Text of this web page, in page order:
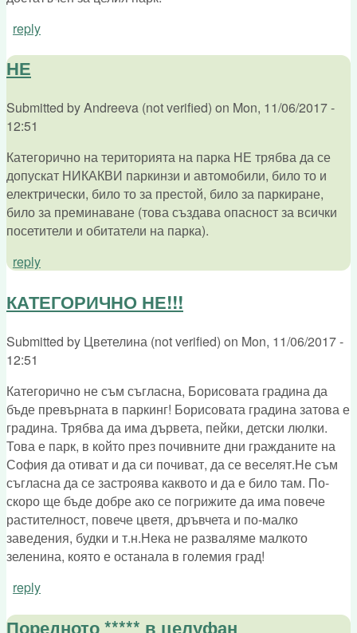
reply
НЕ
Submitted byAndreeva (not verified) on Mon, 11/06/2017 -
12:51
Категорично на територията на парка НЕ трябва да се
допускат НИКАКВИ паркинзи и автомобили, било то и
електрически, било то за престой, било за паркиране,
било за преминаване (това създава опасност за всички
посетители и обитатели на парка).
reply
КАТЕГОРИЧНО НЕ!!!
Submitted by Цветелина (not verified) on Mon, 11/06/2017 -
12:51
Категорично не съм съгласна, Борисовата градина да
бъде превърната в паркинг! Борисовата градина затова е
градина. Трябва да има дървета, пейки, детски люлки.
Това е парк, в който през почивните дни гражданите на
София да отиват и да си почиват, да се веселят.Не съм
съгласна да се застроява каквото и да е било там. По-
скоро ще бъде добре ако се погрижите да има повече
растителност, повече цветя, дръвчета и по-малко
заведения, будки и т.н.Нека не разваляме малкото
зеленина, която е останала в големия град!
reply
Поредното ***** в целуфан